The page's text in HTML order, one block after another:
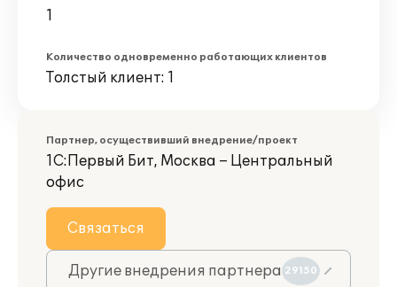
1
Количество одновременно работающих клиентов
Толстый клиент: 1
Партнер, осуществивший внедрение/проект
1С:Первый Бит, Москва – Центральный
офис
Связаться
Другие внедрения партнера 29150